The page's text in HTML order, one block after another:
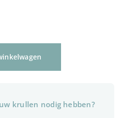
krullen nodig hebben?